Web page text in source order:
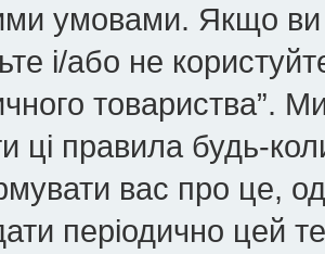
умовами. Якщо ви
і/або не
товариства”.
ці правила будь-
вас про це,
періодично цей